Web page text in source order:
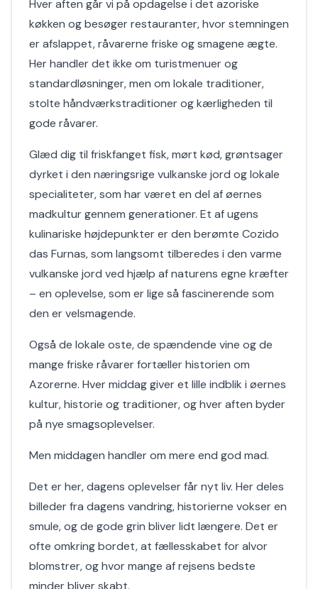
Hver aften går vi på opdagelse i det azoriske
køkken og besøger restauranter, hvor stemningen
er afslappet, råvarerne friske og smagene ægte.
Her handler det ikke om turistmenuer og
standardløsninger, men om lokale traditioner,
stolte håndværkstraditioner og kærligheden til
gode råvarer.
Glæd dig til friskfanget fisk, mørt kød, grøntsager
dyrket i den næringsrige vulkanske jord og lokale
specialiteter, som har været en del af øernes
madkultur gennem generationer. Et af ugens
kulinariske højdepunkter er den berømte Cozido
das Furnas, som langsomt tilberedes i den varme
vulkanske jord ved hjælp af naturens egne kræfter
– en oplevelse, som er lige så fascinerende som
den er velsmagende.
Også de lokale oste, de spændende vine og de
mange friske råvarer fortæller historien om
Azorerne. Hver middag giver et lille indblik i øernes
kultur, historie og traditioner, og hver aften byder
på nye smagsoplevelser.
Men middagen handler om mere end god mad.
Det er her, dagens oplevelser får nyt liv. Her deles
billeder fra dagens vandring, historierne vokser en
smule, og de gode grin bliver lidt længere. Det er
ofte omkring bordet, at fællesskabet for alvor
blomstrer, og hvor mange af rejsens bedste
minder bliver skabt.